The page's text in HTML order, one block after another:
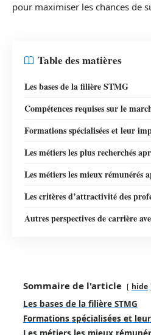
pour maximiser les chances de
Table des matières
Les bases de la filière STMG
Compétences requises sur le
Formations spécialisées et leur
Les métiers les plus recherchés
Les métiers les mieux rémunérés
Les critères d’attractivité des
Autres perspectives de carrière
Sommaire de l'article hide
Les bases de la filière STMG
Formations spécialisées et